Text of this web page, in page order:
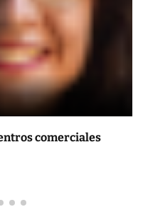
comerciales